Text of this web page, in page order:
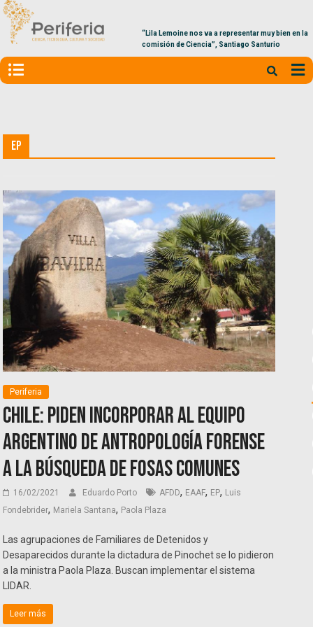
“Lila Lemoine nos va a representar muy bien en la
comisión de Ciencia”, Santiago Santurio
EP
Periferia
Chile: piden incorporar al Equipo
Argentino de Antropología Forense
a la búsqueda de fosas comunes
16/02/2021 Eduardo Porto AFDD, EAAF, EP, Luis
Fondebrider, Mariela Santana, Paola Plaza
Las agrupaciones de Familiares de Detenidos y
Desaparecidos durante la dictadura de Pinochet se lo pidieron
a la ministra Paola Plaza. Buscan implementar el sistema
LIDAR.
Leer más